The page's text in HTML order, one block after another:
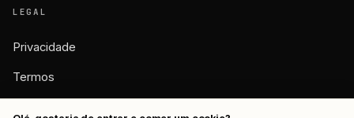
LEGAL
Privacidade
Termos